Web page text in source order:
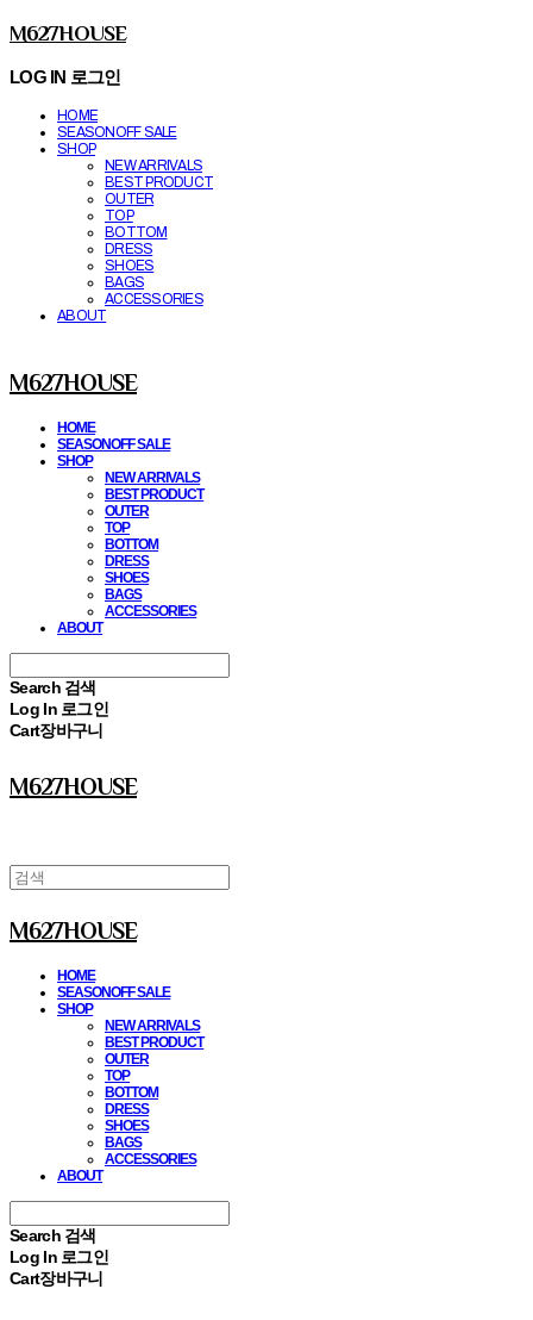
M627HOUSE
LOG IN 로그인
HOME
SEASONOFF SALE
SHOP
NEW ARRIVALS
BEST PRODUCT
OUTER
TOP
BOTTOM
DRESS
SHOES
BAGS
ACCESSORIES
ABOUT
M627HOUSE
HOME
SEASONOFF SALE
SHOP
NEW ARRIVALS
BEST PRODUCT
OUTER
TOP
BOTTOM
DRESS
SHOES
BAGS
ACCESSORIES
ABOUT
Search 검색
Log In 로그인
Cart장바구니
M627HOUSE
M627HOUSE
HOME
SEASONOFF SALE
SHOP
NEW ARRIVALS
BEST PRODUCT
OUTER
TOP
BOTTOM
DRESS
SHOES
BAGS
ACCESSORIES
ABOUT
Search 검색
Log In 로그인
Cart장바구니